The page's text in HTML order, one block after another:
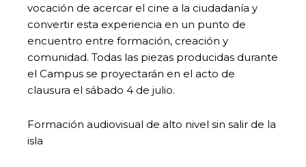
vocación de acercar el cine a la ciudadanía y
convertir esta experiencia en un punto de
encuentro entre formación, creación y
comunidad. Todas las piezas producidas durante
el Campus se proyectarán en el acto de
clausura el sábado 4 de julio.
Formación audiovisual de alto nivel sin salir de la
isla